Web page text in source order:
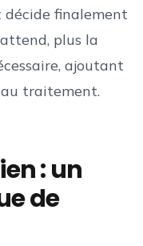
finalement
plus la
ajoutant
traitement.
: un
de